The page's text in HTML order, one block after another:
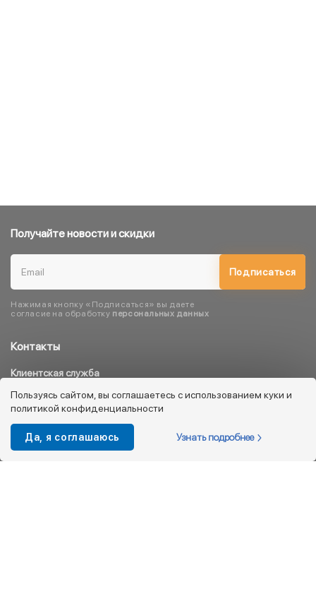
Контакты
Клиентская служба
8 800 333 08 45
info@kotofey.ru
Магазины в Москва (50)
Получайте новости и скидки
Подписаться
Нажимая кнопку «Подписаться» вы даете
согласие на обработку персональных данных
Пользуясь сайтом, вы соглашаетесь с использованием куки и
политикой конфиденциальности
Да, я соглашаюсь Узнать подробнее